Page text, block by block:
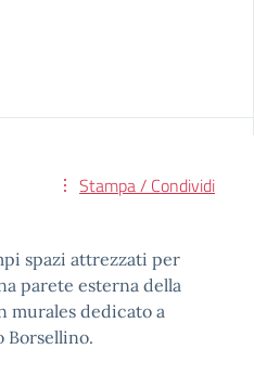
Stampa / Condividi
spazi attrezzati per
parete esterna della
murales dedicato a
Borsellino.